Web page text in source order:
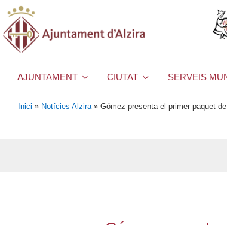
AJUNTAMENT CIUTAT SERVEIS
Inici » Notícies Alzira » Gómez presenta el primer paquet